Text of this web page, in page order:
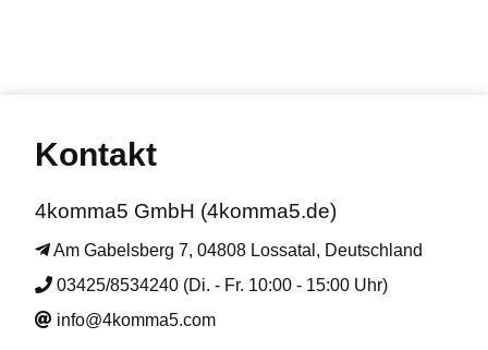
Kontakt
4komma5 GmbH (4komma5.de)
Am Gabelsberg 7, 04808 Lossatal, Deutschland
03425/8534240 (Di. - Fr. 10:00 - 15:00 Uhr)
info@4komma5.com